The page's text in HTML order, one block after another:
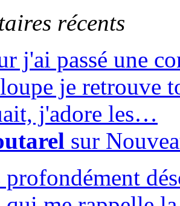
récents
j'ai passé une
je retrouve
j'adore les…
sur
profondément